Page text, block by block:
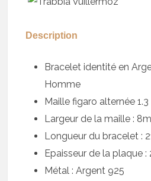
Description
Bracelet identité en
Homme
Maille figaro alternée 1.3
Largeur de la maille :
Longueur du bracelet :
Epaisseur de la plaque :
Métal : Argent 925